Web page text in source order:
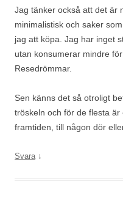
Jag tänker också att det är
minimalistisk och saker
jag att köpa. Jag har inget
utan konsumerar mindre
Resedrömmar.
Sen känns det så otroligt
tröskeln och för de flesta
framtiden, till någon dör
Svara ↓